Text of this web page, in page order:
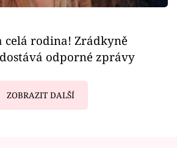
celá rodina! Zrádkyně
odporné zprávy
ZOBRAZIT DALŠÍ